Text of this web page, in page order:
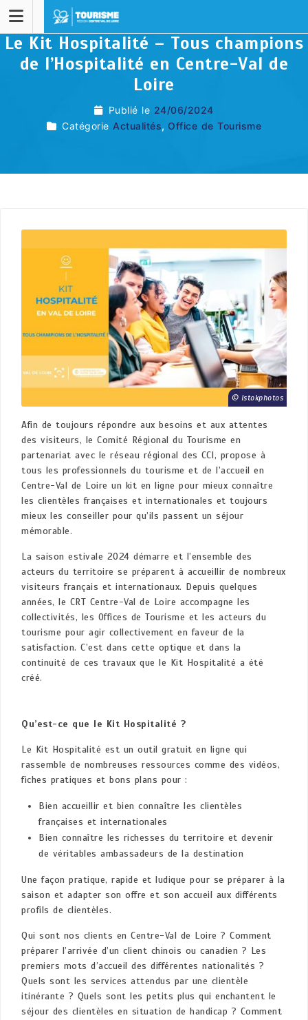
Le Kit Hospitalité – Tous champions
de l’Hospitalité en Centre-Val de
Loire
Publié le 24/06/2024
Catégorie Actualités, Office de Tourisme
Istokphotos
Afin de toujours répondre aux besoins et aux attentes
des visiteurs, le Comité Régional du Tourisme en
partenariat avec le réseau régional des CCI, propose à
tous les professionnels du tourisme et de l’accueil en
Centre-Val de Loire un kit en ligne pour mieux connaître
les clientèles françaises et internationales et toujours
mieux les conseiller pour qu’ils passent un séjour
mémorable.
La saison estivale 2024 démarre et l’ensemble des
acteurs du territoire se préparent à accueillir de nombreux
visiteurs français et internationaux. Depuis quelques
années, le CRT Centre-Val de Loire accompagne les
collectivités, les Offices de Tourisme et les acteurs du
tourisme pour agir collectivement en faveur de la
satisfaction. C’est dans cette optique et dans la
continuité de ces travaux que le Kit Hospitalité a été
créé.
Qu’est-ce que le Kit Hospitalité ?
Le Kit Hospitalité est un outil gratuit en ligne qui
rassemble de nombreuses ressources comme des vidéos,
fiches pratiques et bons plans pour :
Bien accueillir et bien connaître les clientèles
françaises et internationales
Bien connaître les richesses du territoire et devenir
de véritables ambassadeurs de la destination
Une façon pratique, rapide et ludique pour se préparer à la
saison et adapter son offre et son accueil aux différents
profils de clientèles.
Qui sont nos clients en Centre-Val de Loire ? Comment
préparer l’arrivée d’un client chinois ou canadien ? Les
premiers mots d’accueil des différentes nationalités ?
Quels sont les services attendus par une clientèle
itinérante ? Quels sont les petits plus qui enchantent le
séjour des clientèles en situation de handicap ? Comment